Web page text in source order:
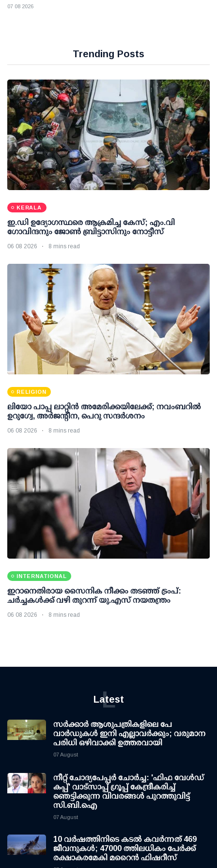
07 08 2026
Trending Posts
KERALA
ഇ.ഡി ഉദ്യോഗസ്ഥരെ ആക്രമിച്ച കേസ്; എം.വി
ഗോവിന്ദനും ജോണ്‍ ബ്രിട്ടാസിനും നോട്ടീസ്
06 08 2026 8 mins read
RELIGION
ലിയോ പാപ്പ ലാറ്റിൻ അമേരിക്കയിലേക്ക്; നവംബറിൽ
ഉറുഗ്വേ, അർജന്റീന, പെറു സന്ദർശനം
06 08 2026 8 mins read
INTERNATIONAL
ഇറാനെതിരായ സൈനിക നീക്കം തടഞ്ഞ് ട്രംപ്:
ചര്‍ച്ചകള്‍ക്ക് വഴി തുറന്ന് യു.എസ് നയതന്ത്രം
06 08 2026 8 mins read
Latest
L
സര്‍ക്കാര്‍ ആശുപത്രികളിലെ പേ
വാര്‍ഡുകള്‍ ഇനി എല്ലാവര്‍ക്കും; വരുമാന
പരിധി ഒഴിവാക്കി ഉത്തരവായി
07 August
നീറ്റ് ചോദ്യപേപ്പര്‍ ചോര്‍ച്ച: 'ഫിഫ വേള്‍ഡ്
കപ്പ്' വാട്സാപ്പ് ഗ്രൂപ്പ് കേന്ദ്രീകരിച്ച്
ഞെട്ടിക്കുന്ന വിവരങ്ങള്‍ പുറത്തുവിട്ട്
സി.ബി.ഐ
07 August
10 വര്‍ഷത്തിനിടെ കടല്‍ കവര്‍ന്നത് 469
ജീവനുകള്‍; 47000 ത്തിലധികം പേര്‍ക്ക്
രക്ഷാകരമേകി മറൈന്‍ ഫിഷറീസ്